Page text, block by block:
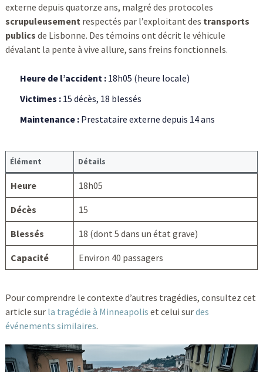
externe depuis quatorze ans, malgré des protocoles
scrupuleusementrespectés par l’exploitant des transports
publics de Lisbonne. Des témoins ont décrit le véhicule
dévalant la pente à vive allure, sans freins fonctionnels.
Heure de l’accident :18h05 (heure locale)
Victimes :15 décès, 18 blessés
Maintenance :Prestataire externe depuis 14 ans
Élément Détails
Heure 18h05
Décès 15
Blessés 18 (dont 5 dans un état grave)
Capacité Environ 40 passagers
Pour comprendre le contexte d’autres tragédies, consultez cet
article sur la tragédie à Minneapolis et celui surdes
événements similaires.